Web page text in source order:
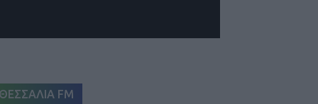
ΘΕΣΣΑΛΙΑ FM